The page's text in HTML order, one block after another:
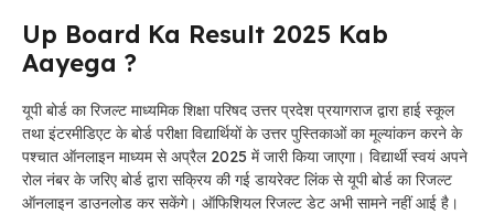
Up Board Ka Result 2025 Kab
Aayega ?
यूपी बोर्ड का रिजल्ट माध्यमिक शिक्षा परिषद उत्तर प्रदेश प्रयागराज द्वारा हाई स्कूल
तथा इंटरमीडिएट के बोर्ड परीक्षा विद्यार्थियों के उत्तर पुस्तिकाओं का मूल्यांकन करने के
पश्चात ऑनलाइन माध्यम से अप्रैल 2025 में जारी किया जाएगा। विद्यार्थी स्वयं अपने
रोल नंबर के जरिए बोर्ड द्वारा सक्रिय की गई डायरेक्ट लिंक से यूपी बोर्ड का रिजल्ट
ऑनलाइन डाउनलोड कर सकेंगे। ऑफिशियल रिजल्ट डेट अभी सामने नहीं आई है।